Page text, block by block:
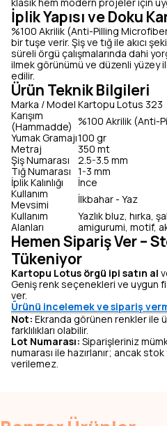
İplik Yapısı ve Doku
%100 Akrilik (Anti-Pilling
bir tuşe verir. Şiş ve tığ ile akıcı
süreli örgü çalışmalarında dahi
ilmek görünümü ve düzenli
edilir.
Ürün Teknik Bilgileri
Marka / Model Kartopu Lotus 323
Karışım
(Hammadde) %100 Akrilik (Anti-
Yumak Gramajı100 gr
Metraj
350 mt
Şiş Numarası
2.5-3.5 mm
Tığ Numarası 1-3 mm
İplik Kalınlığı
İnce
Kullanım
Mevsimi
İlkbahar - Yaz
Kullanım
Alanları
Yazlık bluz, hırka,
amigurumi, motif,
Hemen Sipariş Ver –
Tükeniyor
Kartopu Lotus örgü ipi satın al
Geniş renk seçenekleri ve uygun
ver.
Ürünü incelemek ve sipariş
Not: Ekranda görünen renkler ile
farklılıkları olabilir.
Lot Numarası: Siparişleriniz
numarası ile hazırlanır; ancak
verilemez.